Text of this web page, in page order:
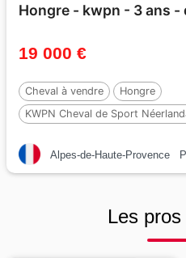
Hongre - kwpn - 3 ans
19 000 €
Cheval à vendre
Hongre
KWPN Cheval de Sport
Alpes-de-Haute-Provence
Les